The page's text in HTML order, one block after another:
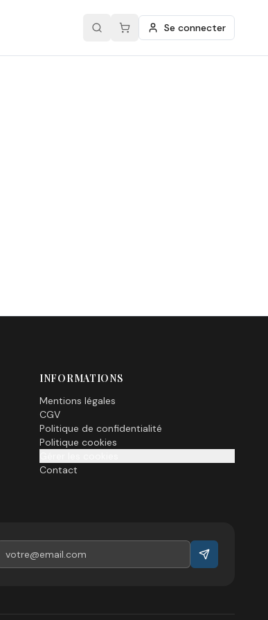
Se connecter
INFORMATIONS
Mentions légales
CGV
Politique de confidentialité
Politique cookies
Contact